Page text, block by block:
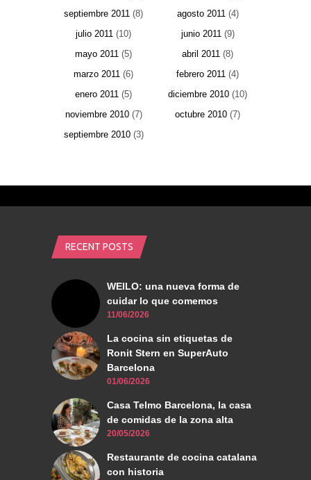
septiembre 2011 (8) agosto 2011(4)
julio 2011 (10) junio 2011(9)
mayo 2011 (5) abril 2011 (8)
marzo 2011 (6) febrero 2011 (4)
enero 2011 (5) diciembre 2010 (10)
noviembre 2010(7) octubre 2010 (7)
septiembre 2010(3)
RECENT POSTS
WEILO: una nueva forma de
cuidar lo que comemos
11/06/2026
La cocina sin etiquetas de
Ronit Stern en SuperAuto
Barcelona
01/06/2026
Casa Telmo Barcelona, la casa
de comidas de la zona alta
20/05/2026
Restaurante de cocina catalana
con historia